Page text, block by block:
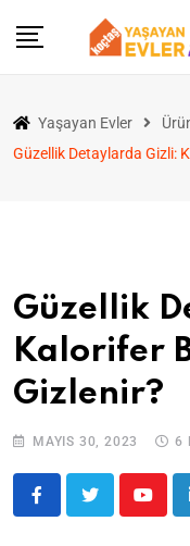
Yaşayan Evler
Güzellik Detaylarda Gizli:
Güzellik
Kalorifer
Gizlenir?
MAYIS 30, 2023 6